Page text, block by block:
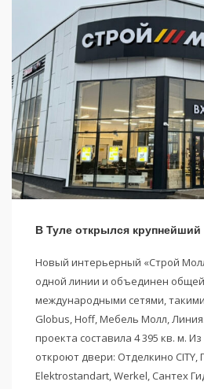
Новый интерьерный «Строй
одной линии и объединен
международными сетями,
Globus, Hoff, Мебель Молл,
проекта составила 4 395 кв. м.
откроют двери: Отделкино
Elektrostandart, Werkel, Сантех